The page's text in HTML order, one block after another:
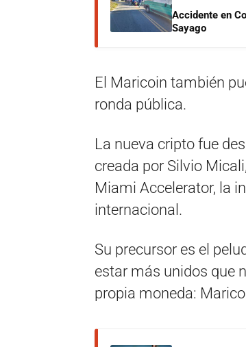
Accidente en
Sayago
El Maricoin también
ronda pública.
La nueva cripto fue
creada por Silvio
Miami Accelerator, la
internacional.
Su precursor es el
estar más unidos que
propia moneda: